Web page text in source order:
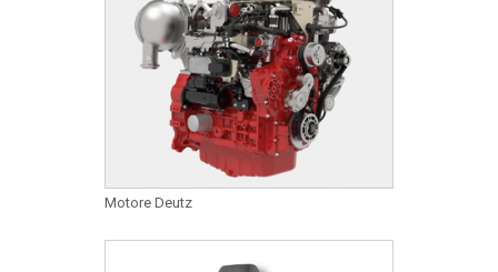
Motore Deutz